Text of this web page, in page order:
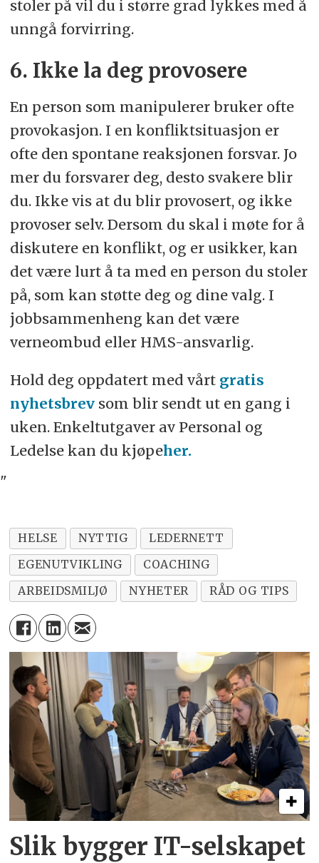
stoler på vil du i større grad lykkes med å
unngå forvirring.
6. Ikke la deg provosere
En person som manipulerer bruker ofte
provokasjon. I en konfliktsituasjon er
ofte den spontane reaksjonen forsvar. Jo
mer du forsvarer deg, desto svakere blir
du. Ikke vis at du blir provosert, og ikke
provoser selv. Dersom du skal i møte for å
diskutere en konflikt, og er usikker, kan
det være lurt å ta med en person du stoler
på, som kan støtte deg og dine valg. I
jobbsammenheng kan det være
verneombud eller HMS-ansvarlig.
Hold deg oppdatert med vårt gratis
nyhetsbrevsom blir sendt ut en gang i
uken. Enkeltutgaver av Personal og
Ledelse kan du kjøpeher.
"
HELSE NYTTIG
LEDERNETT
EGENUTVIKLING
COACHING
ARBEIDSMILJØ
NYHETER RÅD OG TIPS
Slik bygger IT-selskapet